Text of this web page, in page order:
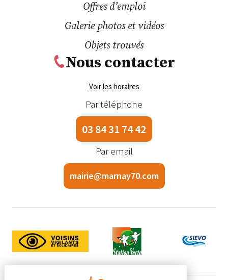
Offres d’emploi
Galerie photos et vidéos
Objets trouvés
Nous contacter
Voir les horaires
Par téléphone
03 84 31 74 42
Par email
mairie@marnay70.com